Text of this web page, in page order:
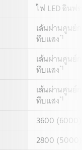
ไฟ LED อินฟ
เส้นผ่านศูนย์
ทึบแสง*1
เส้นผ่านศูนย์
ทึบแสง*1
เส้นผ่านศูนย์
ทึบแสง*1
3600 (6000)
2800 (5000)